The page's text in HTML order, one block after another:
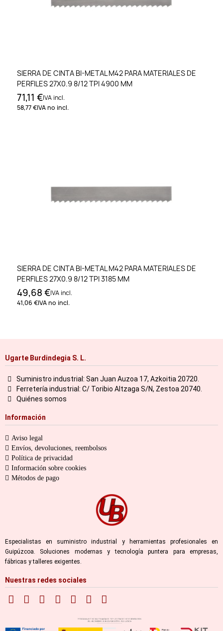
SIERRA DE CINTA BI-METAL M42 PARA MATERIALES DE
PERFILES 27X0.9 8/12 TPI 4900 MM
71,11 €IVA incl.
58,77 €IVA no incl.
SIERRA DE CINTA BI-METAL M42 PARA MATERIALES DE
PERFILES 27X0.9 8/12 TPI 3185 MM
49,68 €IVA incl.
41,06 €IVA no incl.
Ugarte Burdindegia S. L.
Suministro industrial: San Juan Auzoa 17, Azkoitia 20720.
Ferretería industrial: C/ Toribio Altzaga S/N, Zestoa 20740.
Quiénes somos
Información
Aviso legal
Envíos, devoluciones, reembolsos
Política de privacidad
Información sobre cookies
Métodos de pago
Especialistas en suministro industrial y herramientas profesionales en
Guipúzcoa. Soluciones modernas y tecnología puntera para empresas,
fábricas y talleres exigentes.
Nuestras redes sociales